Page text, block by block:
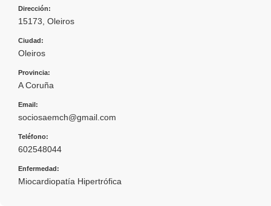
Dirección:
15173, Oleiros
Ciudad:
Oleiros
Provincia:
A Coruña
Email:
sociosaemch@gmail.com
Teléfono:
602548044
Enfermedad:
Miocardiopatía Hipertrófica